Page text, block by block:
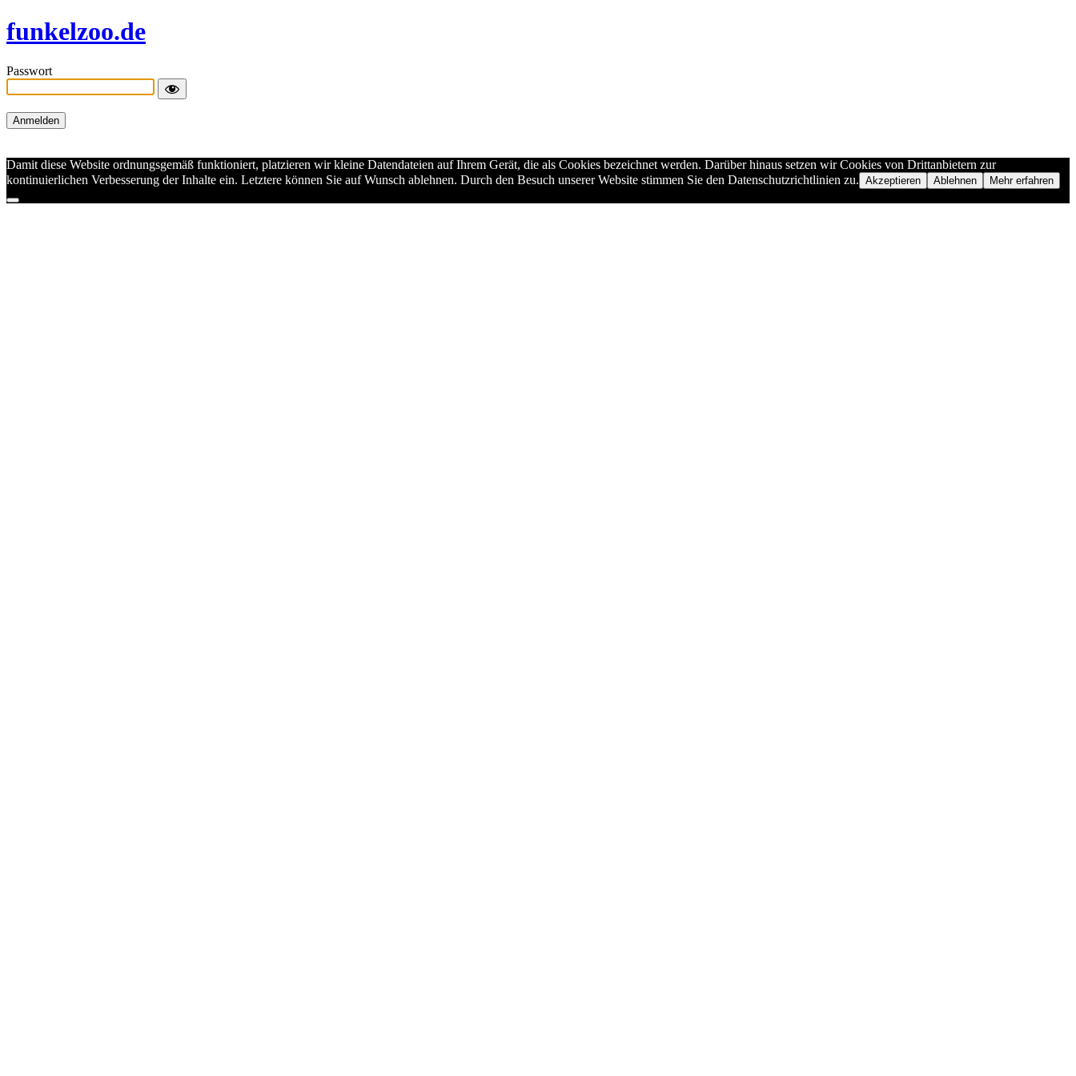
funkelzoo.de
Passwort
Damit diese Website ordnungsgemäß funktioniert, platzieren wir kleine Datendateien auf Ihrem Gerät, die als Cookies bezeichnet werden. Darüber hinaus setzen wir Cookies von Drittanbietern zur
kontinuierlichen Verbesserung der Inhalte ein. Letztere können Sie auf Wunsch ablehnen. Durch den Besuch unserer Website stimmen Sie den Datenschutzrichtlinien zu. Akzeptieren Ablehnen Mehr erfahren